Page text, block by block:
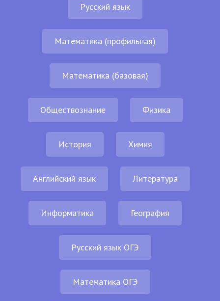
Русский язык
Математика (профильная)
Математика (базовая)
Обществознание Физика
История Химия
Английский язык Литература
Информатика География
Русский язык ОГЭ
Математика ОГЭ